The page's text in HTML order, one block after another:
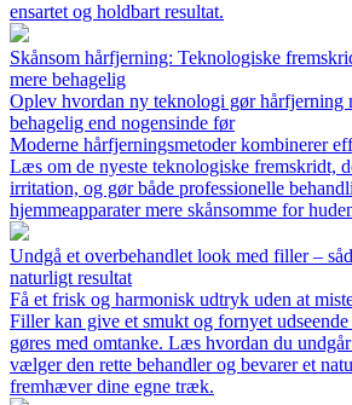
ensartet og holdbart resultat.
Skånsom hårfjerning: Teknologiske
mere behagelig
Oplev hvordan ny teknologi gør hårfjerning
behagelig end nogensinde før
Moderne hårfjerningsmetoder kombinerer
Læs om de nyeste teknologiske fremskridt,
irritation, og gør både professionelle
hjemmeapparater mere skånsomme for
Undgå et overbehandlet look med filler –
naturligt resultat
Få et frisk og harmonisk udtryk uden at
Filler kan give et smukt og fornyet
gøres med omtanke. Læs hvordan du
vælger den rette behandler og bevarer et
fremhæver dine egne træk.